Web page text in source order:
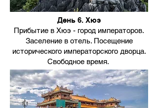
День 6. Хюэ
Прибытие в Хюэ - город императоров.
Заселение в отель. Посещение
исторического императорского дворца.
Свободное время.